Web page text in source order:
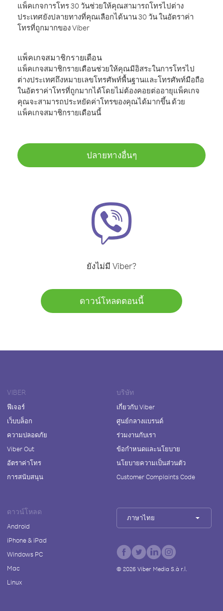
แพ็คเกจการโทร 30 วันช่วยให้คุณสามารถโทรไปต่าง
ประเทศยังปลายทางที่คุณเลือกได้นาน 30 วัน ในอัตราค่า
โทรที่ถูกมากของ Viber
แพ็คเกจสมาชิกรายเดือน
แพ็คเกจสมาชิกรายเดือนช่วยให้คุณมีอิสระในการโทรไป
ต่างประเทศถึงหมายเลขโทรศัพท์พื้นฐานและโทรศัพท์มือถือ
ในอัตราค่าโทรที่ถูกมากได้โดยไม่ต้องคอยต่ออายุแพ็คเกจ
คุณจะสามารถประหยัดค่าโทรของคุณได้มากขึ้น ด้วย
แพ็คเกจสมาชิกรายเดือนนี้
ปลายทางอื่นๆ
ยังไม่มี Viber?
ดาวน์โหลดตอนนี้
VIBER
ฟีเจอร์
เว็บบล็อก
ความปลอดภัย
Viber Out
อัตราค่าโทร
การสนับสนุน
บริษัท
เกี่ยวกับ Viber
ศูนย์กลางแบรนด์
ร่วมงานกับเรา
ข้อกำหนดและนโยบาย
นโยบายความเป็นส่วนตัว
Customer Complaints Code
ดาวน์โหลด
Android
iPhone & iPad
Windows PC
Mac
Linux
ภาษาไทย
© 2026Viber Media S.à r.l.